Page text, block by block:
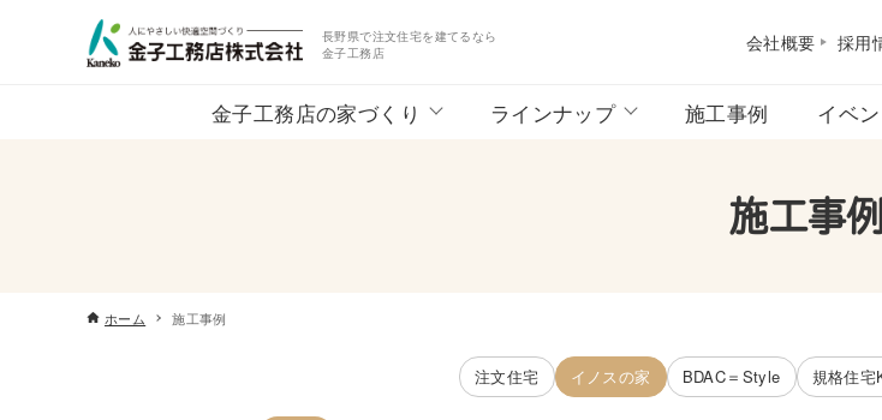
長野県で注文住宅を建てるなら
金子工務店
会社概要 採用
金子工務店の家づくり ラインナップ 施工事例 イベン
施工事例
ホーム 施工事例
注文住宅 イノスの家 BDAC＝Style 規格住